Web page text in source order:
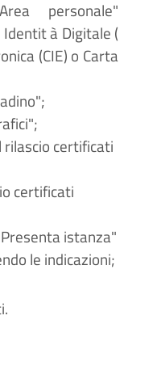
personale"
Identità Digitale (
(CIE) o Carta
rilascio certificati
certificati
istanza"
le indicazioni;